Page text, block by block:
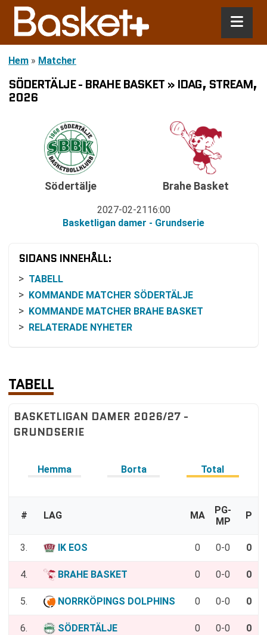
Hem » Matcher
SÖDERTÄLJE - BRAHE BASKET » IDAG, STREAM,
2026
Södertälje
2027-02-21 16:00
Basketligan damer - Grundserie
Brahe Basket
SIDANS INNEHÅLL:
TABELL
KOMMANDE MATCHER SÖDERTÄLJE
KOMMANDE MATCHER BRAHE BASKET
RELATERADE NYHETER
TABELL
BASKETLIGAN DAMER 2026/27 -
GRUNDSERIE
Hemma Borta Total
# LAG MA
PG-
MP
P
3. IK EOS 0 0-0 0
4. BRAHE BASKET 0 0-0 0
5. NORRKÖPINGS DOLPHINS 0 0-0 0
6. SÖDERTÄLJE 0 0-0 0